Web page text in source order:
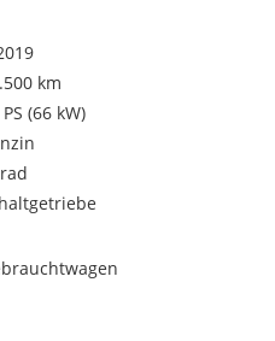
km
(66 kW)